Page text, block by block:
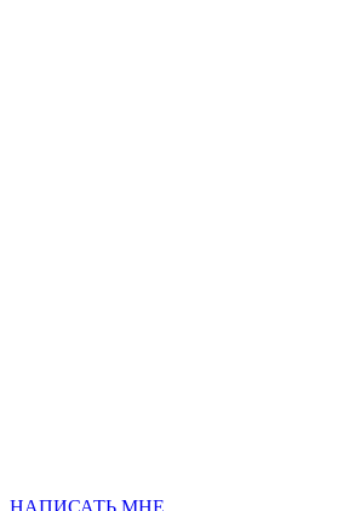
НАПИСАТЬ МНЕ